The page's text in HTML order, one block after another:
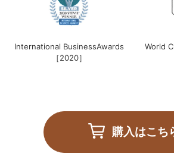
International BusinessAwards
［2020］
World
購入はこち